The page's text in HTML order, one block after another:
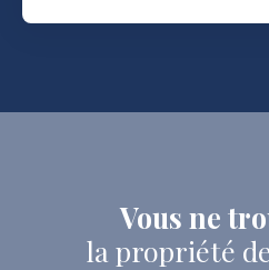
Vous ne
la propriété